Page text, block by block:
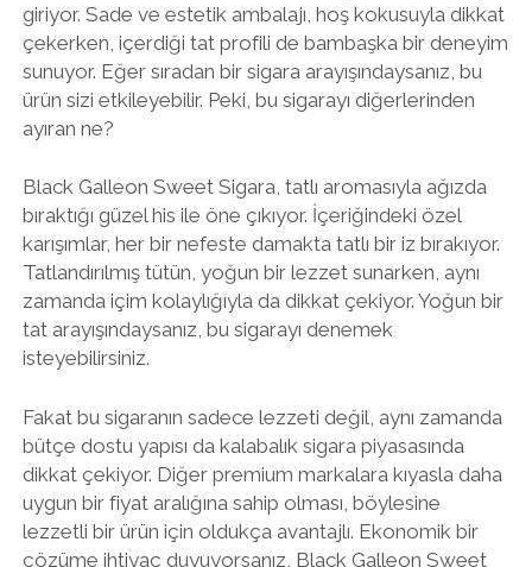
giriyor. Sade ve estetik ambalajı, hoş kokusuyla dikkat
çekerken, içerdiği tat profili de bambaşka bir deneyim
sunuyor. Eğer sıradan bir sigara arayışındaysanız, bu
ürün sizi etkileyebilir. Peki, bu sigarayı diğerlerinden
ayıran ne?
Black Galleon Sweet Sigara, tatlı aromasıyla ağızda
bıraktığı güzel his ile öne çıkıyor. İçeriğindeki özel
karışımlar, her bir nefeste damakta tatlı bir iz bırakıyor.
Tatlandırılmış tütün, yoğun bir lezzet sunarken, aynı
zamanda içim kolaylığıyla da dikkat çekiyor. Yoğun bir
tat arayışındaysanız, bu sigarayı denemek
isteyebilirsiniz.
Fakat bu sigaranın sadece lezzeti değil, aynı zamanda
bütçe dostu yapısı da kalabalık sigara piyasasında
dikkat çekiyor. Diğer premium markalara kıyasla daha
uygun bir fiyat aralığına sahip olması, böylesine
lezzetli bir ürün için oldukça avantajlı. Ekonomik bir
çözüme ihtiyaç duyuyorsanız, Black Galleon Sweet